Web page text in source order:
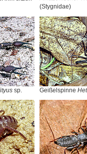
(Stygnidae)
sp. Geißelspinne